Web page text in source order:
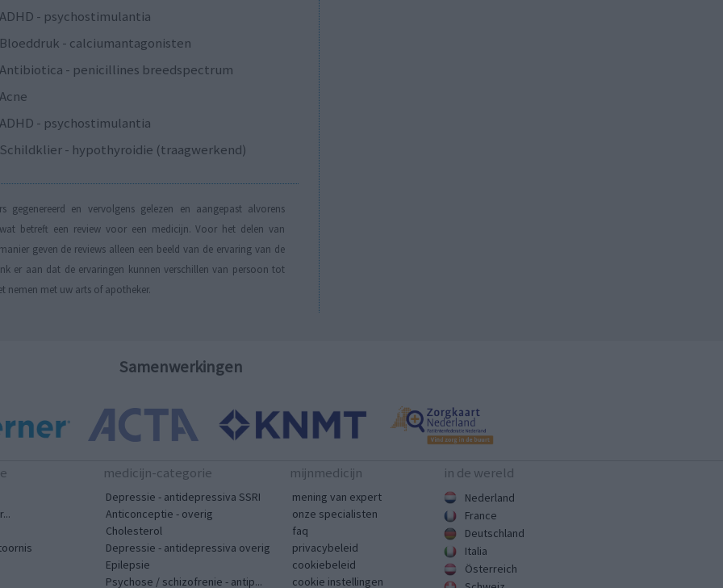
ADHD - psychostimulantia
Bloeddruk - calciumantagonisten
Antibiotica - penicillines breedspectrum
Acne
ADHD - psychostimulantia
Schildklier - hypothyroidie (traagwerkend)
en vervolgens gelezen en aangepast alvorens
betreft een review voor een medicijn. Voor het delen van
geven de reviews alleen een beeld van de ervaring van de
er aan dat de ervaringen kunnen verschillen van persoon tot
met uw arts of apotheker.
Samenwerkingen
medicijn-categorie
Depressie - antidepressiva SSRI
Anticonceptie - overig
Cholesterol
Depressie - antidepressiva overig
Epilepsie
Psychose / schizofrenie - antip...
mijnmedicijn
mening van expert
onze specialisten
faq
privacybeleid
cookiebeleid
cookie instellingen
in de wereld
Nederland
France
Deutschland
Italia
Österreich